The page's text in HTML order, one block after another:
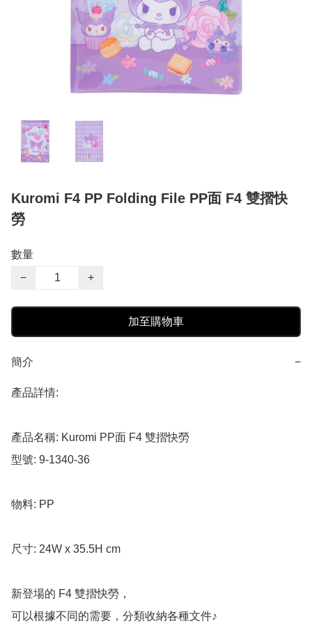
Kuromi F4 PP Folding File PP面 F4 雙摺快
勞
數量
−
+
加至購物車
簡介 −
產品詳情:
產品名稱: Kuromi PP面 F4 雙摺快勞
型號: 9-1340-36
物料: PP
尺寸: 24W x 35.5H cm
新登場的 F4 雙摺快勞，
可以根據不同的需要，分類收納各種文件♪